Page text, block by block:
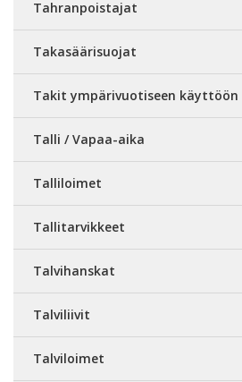
Tahranpoistajat
Takasäärisuojat
Takit ympärivuotiseen käyttöön
Talli / Vapaa-aika
Talliloimet
Tallitarvikkeet
Talvihanskat
Talviliivit
Talviloimet